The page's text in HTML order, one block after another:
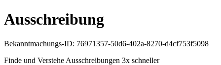
Ausschreibung
Bekanntmachungs-ID: 76971357-50d6-402a-8270-d4cf753f5098
Finde und Verstehe Ausschreibungen 3x schneller